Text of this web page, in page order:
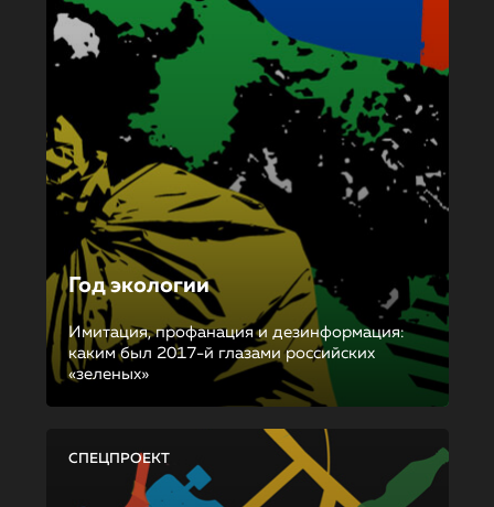
Год экологии
Имитация, профанация и дезинформация:
каким был 2017-й глазами российских
«зеленых»
СПЕЦПРОЕКТ